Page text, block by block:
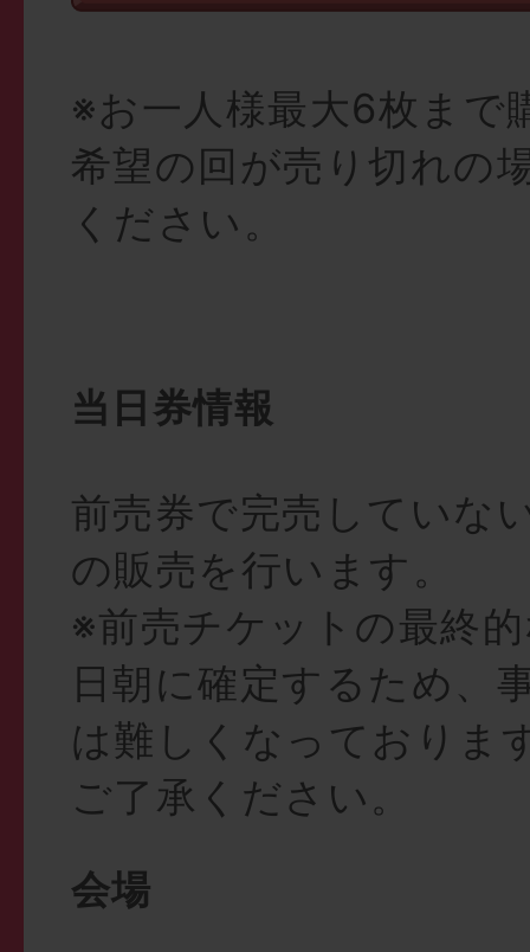
※お一人様最大6枚まで
希望の回が売り切れの
ください。
当日券情報
前売券で完売していな
の販売を行います。
※前売チケットの最終
日朝に確定するため、
は難しくなっておりま
ご了承ください。
会場